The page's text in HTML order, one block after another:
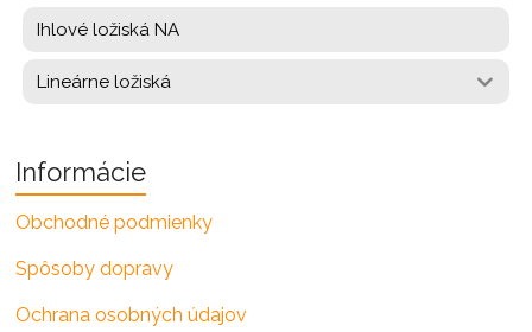
Ihlové ložiská NA
Lineárne ložiská
Informácie
Obchodné podmienky
Spôsoby dopravy
Ochrana osobných údajov